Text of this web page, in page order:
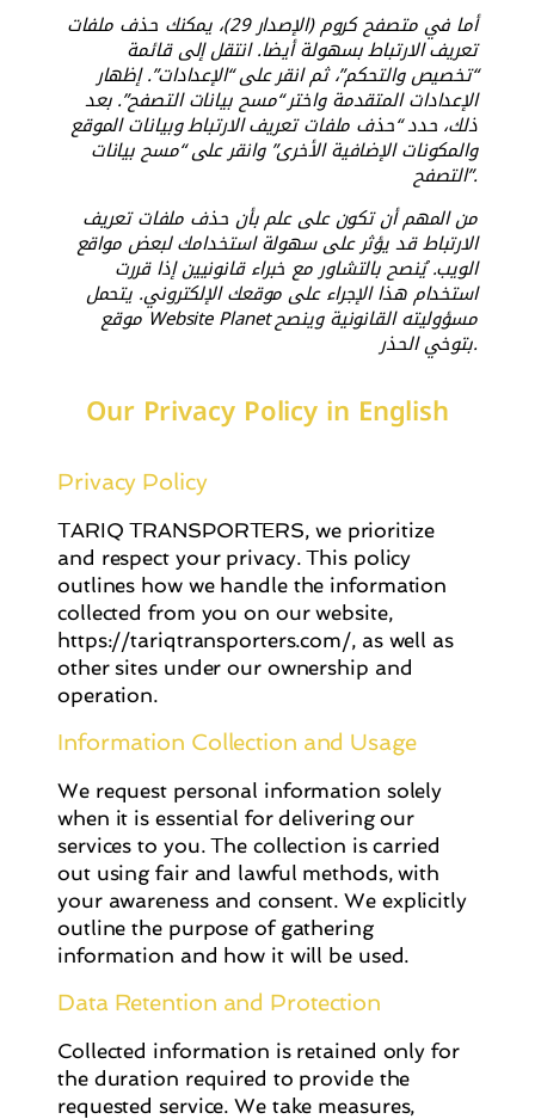
أما في متصفح كروم (الإصدار 29)، يمكنك حذف ملفات
تعريف الارتباط بسهولة أيضا. انتقل إلى قائمة
“تخصيص والتحكم”، ثم انقر على “الإعدادات”. إظهار
الإعدادات المتقدمة واختر “مسح بيانات التصفح”. بعد
ذلك، حدد “حذف ملفات تعريف الارتباط وبيانات الموقع
والمكونات الإضافية الأخرى” وانقر على “مسح بيانات
التصفح”.
من المهم أن تكون على علم بأن حذف ملفات تعريف
الارتباط قد يؤثر على سهولة استخدامك لبعض مواقع
الويب. يُنصح بالتشاور مع خبراء قانونيين إذا قررت
استخدام هذا الإجراء على موقعك الإلكتروني. يتحمل
موقع Website Planet مسؤوليته القانونية وينصح
بتوخي الحذر.
Our Privacy Policy in English
Privacy Policy
TARIQ TRANSPORTERS, we prioritize
and respect your privacy. This policy
outlines how we handle the information
collected from you on our website,
https://tariqtransporters.com/, as well as
other sites under our ownership and
operation.
Information Collection and Usage
We request personal information solely
when it is essential for delivering our
services to you. The collection is carried
out using fair and lawful methods, with
your awareness and consent. We explicitly
outline the purpose of gathering
information and how it will be used.
Data Retention and Protection
Collected information is retained only for
the duration required to provide the
requested service. We take measures,